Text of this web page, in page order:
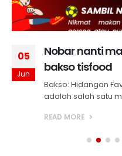
05
Jun
Nobar nanti
bakso tisfood
Bakso: Hidangan
adalah salah satu
READ MORE